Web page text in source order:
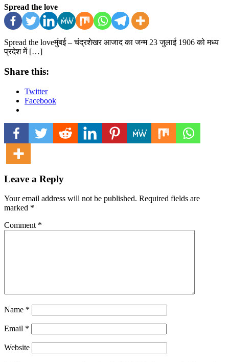
Spread the love
Spread the loveमुंबई – चंद्रशेखर आजाद का जन्म 23 जुलाई 1906 को मध्य
प्रदेश में […]
Share this:
Twitter
Facebook
Leave a Reply
Your email address will not be published. Required fields are
marked *
Comment *
Name *
Email *
Website